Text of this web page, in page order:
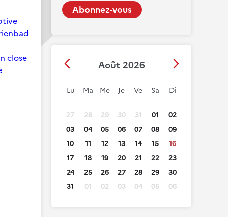
Août 2026
Lu Ma Me Je Ve Sa Di
27 28 29 30 31 01
02
03
04 05 06 07 08
09
10
11 12 13 14 15
16
17
18 19 20 21 22
23
24
25 26 27 28 29
30
31
01 02 03 04 05 06
close